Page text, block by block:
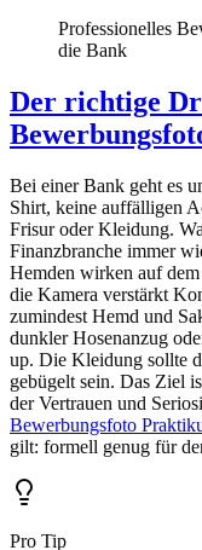
Professionelles
die Bank
Der richtige
Bei einer Bank geht es
Shirt, keine auffälligen
Frisur oder Kleidung.
Finanzbranche immer
Hemden wirken auf
die Kamera verstärkt
zumindest Hemd und
dunkler Hosenanzug
up. Die Kleidung sollte
gebügelt sein. Das Ziel
der Vertrauen und
Bewerbungsfoto
gilt: formell genug für
Pro Tip